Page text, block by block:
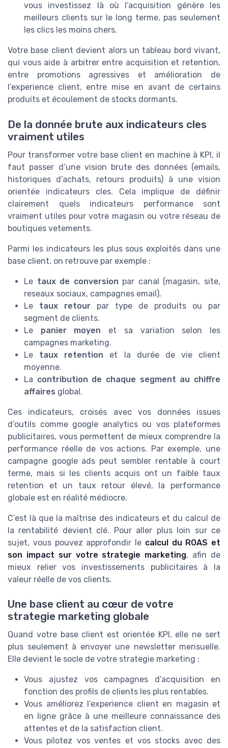
vous investissez là où l’acquisition génère les
meilleurs clients sur le long terme, pas seulement
les clics les moins chers.
Votre base client devient alors un tableau bord vivant,
qui vous aide à arbitrer entre acquisition et retention,
entre promotions agressives et amélioration de
l’experience client, entre mise en avant de certains
produits et écoulement de stocks dormants.
De la donnée brute aux indicateurs cles
vraiment utiles
Pour transformer votre base client en machine à KPI, il
faut passer d’une vision brute des données (emails,
historiques d’achats, retours produits) à une vision
orientée indicateurs cles. Cela implique de définir
clairement quels indicateurs performance sont
vraiment utiles pour votre magasin ou votre réseau de
boutiques vetements.
Parmi les indicateurs les plus sous exploités dans une
base client, on retrouve par exemple :
Le taux de conversion par canal (magasin, site,
reseaux sociaux, campagnes email).
Le taux retour par type de produits ou par
segment de clients.
Le panier moyen et sa variation selon les
campagnes marketing.
Le taux retention et la durée de vie client
moyenne.
La contribution de chaque segment au chiffre
affaires global.
Ces indicateurs, croisés avec vos données issues
d’outils comme google analytics ou vos plateformes
publicitaires, vous permettent de mieux comprendre la
performance réelle de vos actions. Par exemple, une
campagne google ads peut sembler rentable à court
terme, mais si les clients acquis ont un faible taux
retention et un taux retour élevé, la performance
globale est en réalité médiocre.
C’est là que la maîtrise des indicateurs et du calcul de
la rentabilité devient clé. Pour aller plus loin sur ce
sujet, vous pouvez approfondir le calcul du ROAS et
son impact sur votre strategie marketing, afin de
mieux relier vos investissements publicitaires à la
valeur réelle de vos clients.
Une base client au cœur de votre
strategie marketing globale
Quand votre base client est orientée KPI, elle ne sert
plus seulement à envoyer une newsletter mensuelle.
Elle devient le socle de votre strategie marketing :
Vous ajustez vos campagnes d’acquisition en
fonction des profils de clients les plus rentables.
Vous améliorez l’experience client en magasin et
en ligne grâce à une meilleure connaissance des
attentes et de la satisfaction client.
Vous pilotez vos ventes et vos stocks avec des